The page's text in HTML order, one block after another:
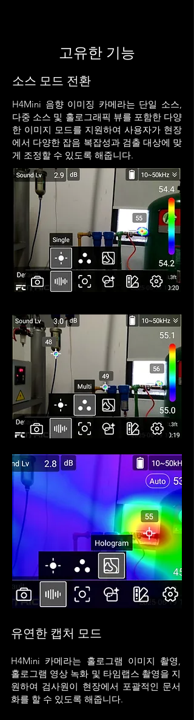
고유한 기능
소스 모드 전환
H4Mini 음향 이미징 카메라는 단일 소스,
다중 소스 및 홀로그래픽 뷰를 포함한 다양
한 이미지 모드를 지원하여 사용자가 현장
에서 다양한 잡음 복잡성과 검출 대상에 맞
게 조정할 수 있도록 해줍니다.
유연한 캡처 모드
H4Mini 카메라는 홀로그램 이미지 촬영,
홀로그램 영상 녹화 및 타임랩스 촬영을 지
원하여 검사원이 현장에서 포괄적인 문서
화를 할 수 있도록 해줍니다.